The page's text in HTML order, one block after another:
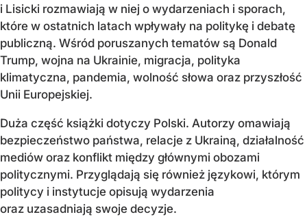
i Lisicki rozmawiają w niej o wydarzeniach i sporach,
które w ostatnich latach wpływały na politykę i debatę
publiczną. Wśród poruszanych tematów są Donald
Trump, wojna na Ukrainie, migracja, polityka
klimatyczna, pandemia, wolność słowa oraz przyszłość
Unii Europejskiej.
Duża część książki dotyczy Polski. Autorzy omawiają
bezpieczeństwo państwa, relacje z Ukrainą, działalność
mediów oraz konflikt między głównymi obozami
politycznymi. Przyglądają się również językowi, którym
politycy i instytucje opisują wydarzenia
oraz uzasadniają swoje decyzje.